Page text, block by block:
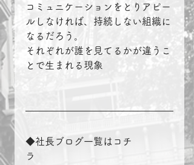
コミュニケーションをとりアピー
ルしなければ、持続しない組織に
なるだろう。
それぞれが誰を見てるかが違うこ
とで生まれる現象
◆社長ブログ一覧はコチ
ラ